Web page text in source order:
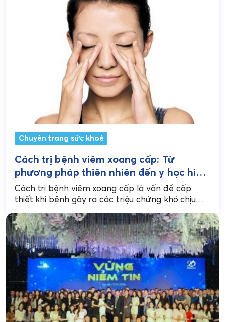
Chuyên trang sức khoẻ
Cách trị bệnh viêm xoang cấp: Từ
phương pháp thiên nhiên đến y học hiện
đại đến
Cách trị bệnh viêm xoang cấp là vấn đề cấp
thiết khi bệnh gây ra các triệu chứng khó chịu